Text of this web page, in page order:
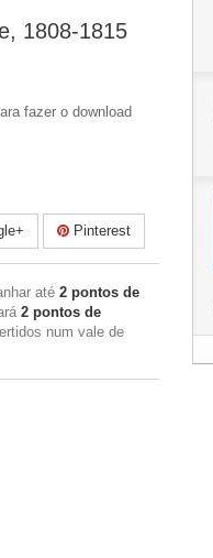
1808-1815
fazer o download
Pinterest
até 2 pontos de
2 pontos de
num vale de